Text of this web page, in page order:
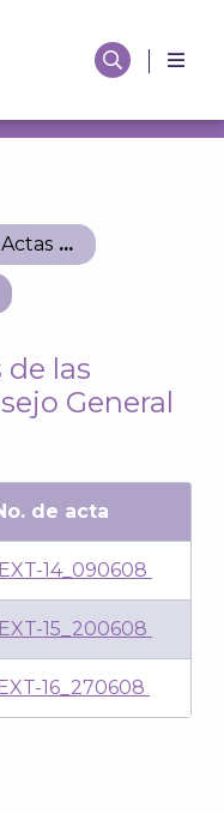
Actas
del Consejo
las
General
de acta
14_090608
15_200608
16_270608